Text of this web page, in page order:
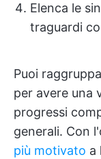
Elenca le
traguardi
Puoi
per avere una
progressi
generali. Con
più motivato a